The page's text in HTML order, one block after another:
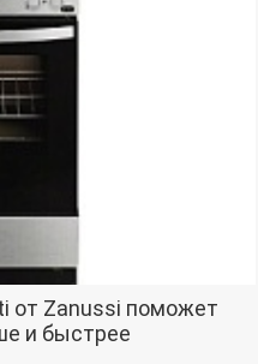
от Zanussi поможет
и быстрее